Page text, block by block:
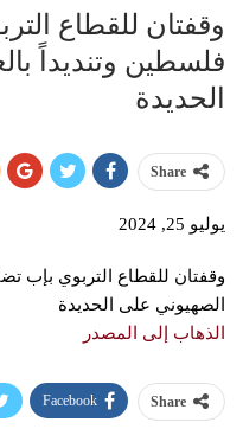
وقفتان للقطاع
فلسطين وتنديداً
الحديدة
Share
يوليو 25, 2024
وقفتان للقطاع التربوي بإب
الصهيوني على الحديدة
الذهاب إلى المصدر
Share
Facebook